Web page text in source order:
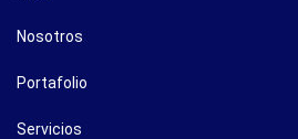
Nosotros
Portafolio
Servicios